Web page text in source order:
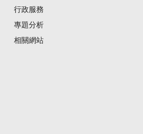
行政服務
專題分析
相關網站